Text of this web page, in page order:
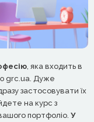
, яка входить в
grc.ua. Дуже
застосовувати їх
на курс з
портфоліо. У